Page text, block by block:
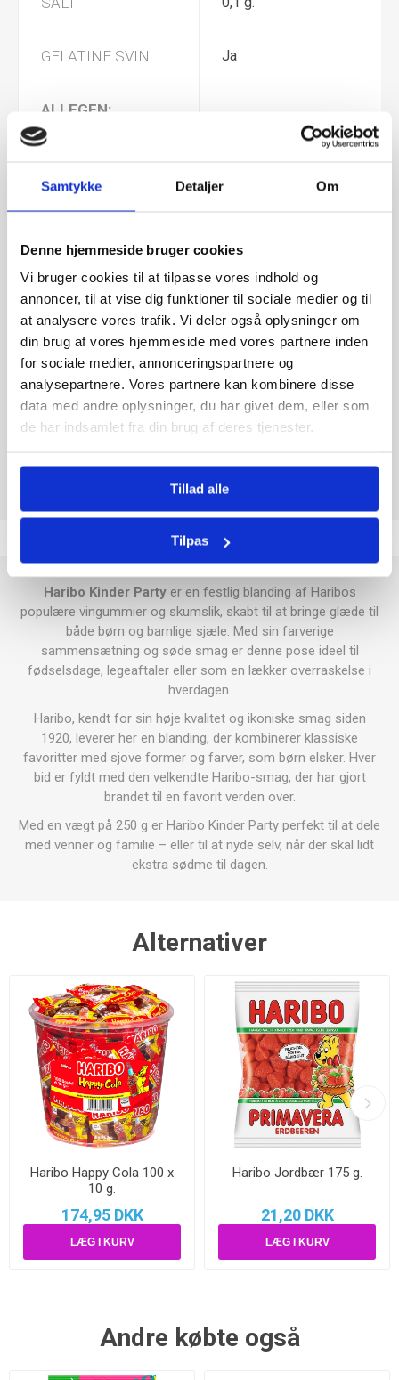
Samtykke Detaljer Om
Denne hjemmeside bruger cookies
Vi bruger cookies til at tilpasse vores indhold og
annoncer, til at vise dig funktioner til sociale medier og til
at analysere vores trafik. Vi deler også oplysninger om
din brug af vores hjemmeside med vores partnere inden
for sociale medier, annonceringspartnere og
analysepartnere. Vores partnere kan kombinere disse
data med andre oplysninger, du har givet dem, eller som
de har indsamlet fra din brug af deres tjenester.
Tillad alle
Tilpas
GELATINE SVIN Ja
ALLEGEN:
GLUTEN
NØDDER Nej
JORDNØDDER Nej
Tolkode 17049099
Haribo Kinder Partyer en festlig blanding af Haribos
populære vingummier og skumslik, skabt til at bringe glæde til
både børn og barnlige sjæle. Med sin farverige
sammensætning og søde smag er denne pose ideel til
fødselsdage, legeaftaler eller som en lækker overraskelse i
hverdagen.
Haribo, kendt for sin høje kvalitet og ikoniske smag siden
1920, leverer her en blanding, der kombinerer klassiske
favoritter med sjove former og farver, som børn elsker. Hver
bid er fyldt med den velkendte Haribo-smag, der har gjort
brandet til en favorit verden over.
Med en vægt på 250 g er Haribo Kinder Party perfekt til at dele
med venner og familie – eller til at nyde selv, når der skal lidt
ekstra sødme til dagen.
Alternativer
Haribo Happy Cola 100 x
10 g.
174,95 DKK
Haribo Jordbær 175 g.
21,20 DKK
Andre købte også